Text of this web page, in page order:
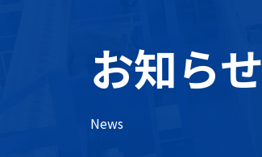
お知らせ
News